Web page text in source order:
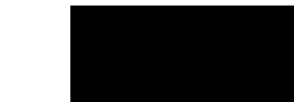
Контрола на пристап